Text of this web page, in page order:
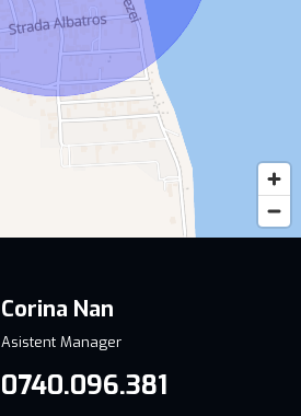
Corina Nan
Asistent Manager
0740.096.381